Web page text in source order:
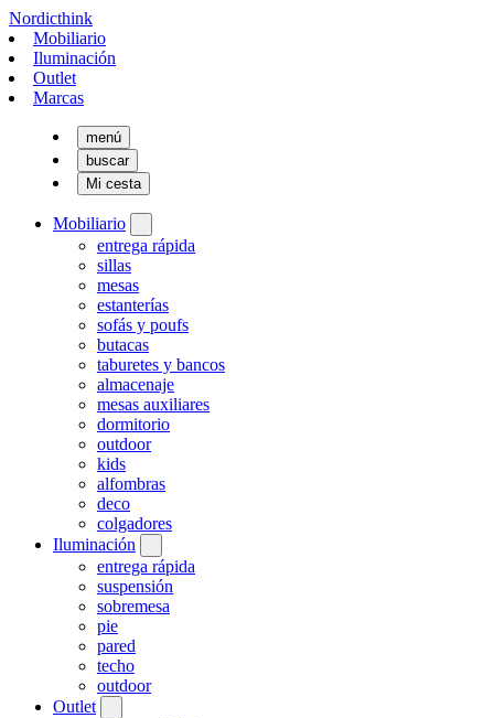
Nordicthink
Mobiliario
Iluminación
Outlet
Marcas
menú
buscar
Mi cesta
Mobiliario
entrega rápida
sillas
mesas
estanterías
sofás y poufs
butacas
taburetes y bancos
almacenaje
mesas auxiliares
dormitorio
outdoor
kids
alfombras
deco
colgadores
Iluminación
entrega rápida
suspensión
sobremesa
pie
pared
techo
outdoor
Outlet